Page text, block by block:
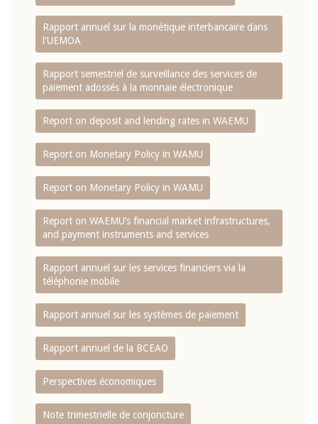
Rapport annuel sur la monétique interbancaire dans
l'UEMOA
Rapport semestriel de surveillance des services de
paiement adossés à la monnaie électronique
Report on deposit and lending rates in WAEMU
Report on Monetary Policy in WAMU
Report on Monetary Policy in WAMU
Report on WAEMU’s financial market infrastructures,
and payment instruments and services
Rapport annuel sur les services financiers via la
téléphonie mobile
Rapport annuel sur les systèmes de paiement
Rapport annuel de la BCEAO
Perspectives économiques
Note trimestrielle de conjoncture